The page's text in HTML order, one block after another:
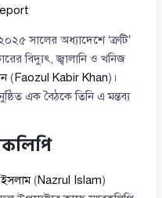
সালের অধ্যাদেশে ‘ত্রুটি’
বিদ্যুৎ, জ্বালানি ও খনিজ
( Faozul Kabir Khan)।
এক বৈঠকে তিনি এ মন্তব্য
(Nazrul Islam)